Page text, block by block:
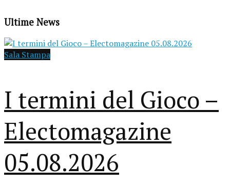
Ultime News
Sala Stampa
I termini del Gioco –
Electomagazine
05.08.2026